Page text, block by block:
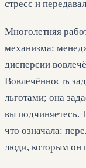
стресс и
Многолетняя
механизма:
дисперсии
Вовлечённость
льготами; она
вы подчиняетесь.
что означала:
люди, которым он